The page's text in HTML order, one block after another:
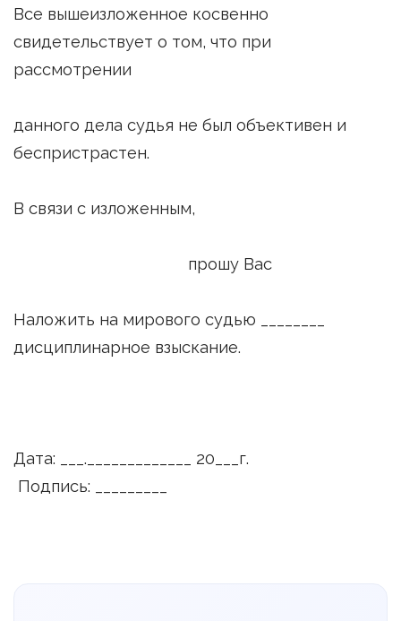
Все вышеизложенное косвенно
свидетельствует о том, что при
рассмотрении
данного дела судья не был объективен и
беспристрастен.
В связи с изложенным,
прошу Вас
Наложить на мирового судью ________
дисциплинарное взыскание.
Дата: ___._____________ 20___г.
Подпись: _________